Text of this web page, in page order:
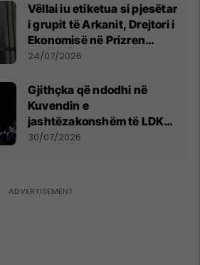
Vëllai iu etiketua si pjesëtar
i grupit të Arkanit, Drejtori i
Ekonomisë në Prizren
mohon pretendimet
24/07/2026
Gjithçka që ndodhi në
Kuvendin e
jashtëzakonshëm të LDK-
së
30/07/2026